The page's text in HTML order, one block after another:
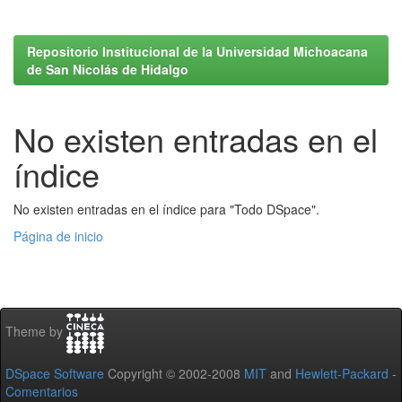
Repositorio Institucional de la Universidad Michoacana
de San Nicolás de Hidalgo
No existen entradas en el
índice
No existen entradas en el índice para "Todo DSpace".
Página de inicio
Theme by
DSpace Software Copyright © 2002-2008 MIT and Hewlett-Packard -
Comentarios